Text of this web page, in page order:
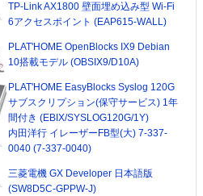
TP-Link AX1800 壁面埋め込み型 Wi-Fi
6アクセスポイント (EAP615-WALL)
PLAT'HOME OpenBlocks IX9 Debian
10搭載モデル (OBSIX9/D10A)
PLAT'HOME EasyBlocks Syslog 120G
サブスクリプション(保守サービス) 1年
間付き (EBIX/SYSLOG120G/1Y)
内田洋行 イレーザーFB型(大) 7-337-
0040 (7-337-0040)
三菱電機 GX Developer 日本語版
(SW8D5C-GPPW-J)